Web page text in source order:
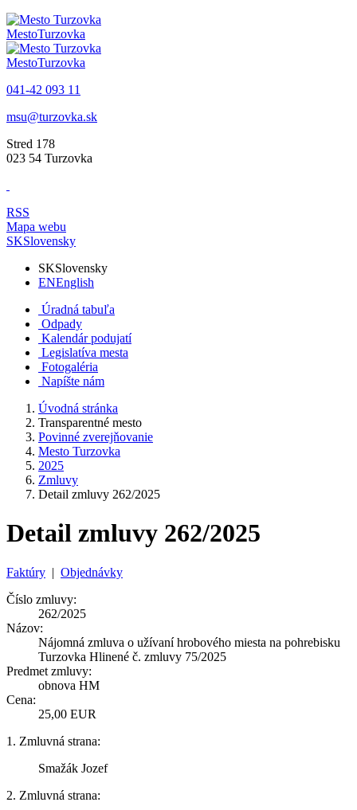
MestoTurzovka
MestoTurzovka
041-42 093 11
msu@turzovka.sk
Stred 178
023 54 Turzovka
RSS
Mapa webu
SKSlovensky
SKSlovensky
ENEnglish
Úradná tabuľa
Odpady
Kalendár podujatí
Legislatíva mesta
Fotogaléria
Napíšte nám
Úvodná stránka
Transparentné mesto
Povinné zverejňovanie
Mesto Turzovka
2025
Zmluvy
Detail zmluvy 262/2025
Detail zmluvy 262/2025
Faktúry | Objednávky
Číslo zmluvy:
262/2025
Názov:
Nájomná zmluva o užívaní hrobového miesta na pohrebisku
Turzovka Hlinené č. zmluvy 75/2025
Predmet zmluvy:
obnova HM
Cena:
25,00 EUR
1. Zmluvná strana:
Smažák Jozef
2. Zmluvná strana: